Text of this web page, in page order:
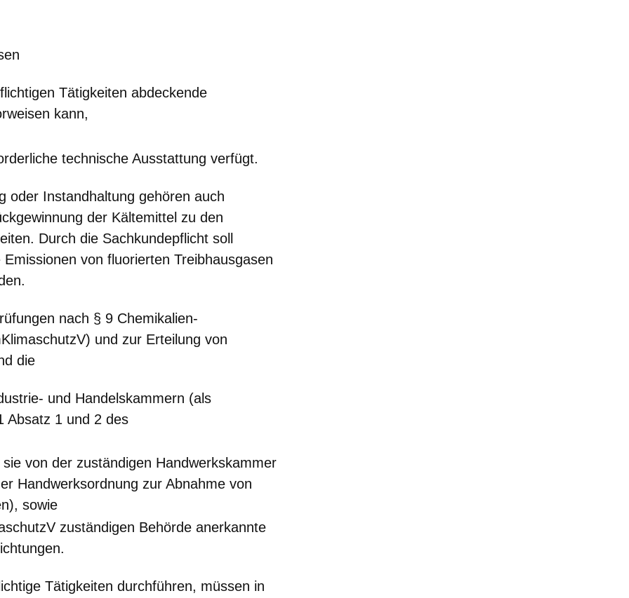
Tätigkeiten abdeckende
kann,
technische Ausstattung verfügt.
oder Instandhaltung gehören auch
der Kältemittel zu den
Durch die Sachkundepflicht soll
von fluorierten Treibhausgasen
nach § 9 Chemikalien-
und zur Erteilung von
die
und Handelskammern (als
Absatz 1 und 2 des
von der zuständigen Handwerkskammer
Handwerksordnung zur Abnahme von
sowie
zuständigen Behörde anerkannte
Tätigkeiten durchführen, müssen in